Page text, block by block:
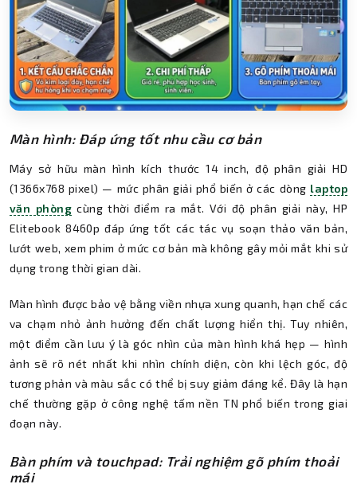
Màn hình: Đáp ứng tốt nhu cầu cơ bản
Máy sở hữu màn hình kích thước 14 inch, độ phân giải HD
(1366x768 pixel) — mức phân giải phổ biến ở các dòng laptop
văn phòng cùng thời điểm ra mắt. Với độ phân giải này, HP
Elitebook 8460p đáp ứng tốt các tác vụ soạn thảo văn bản,
lướt web, xem phim ở mức cơ bản mà không gây mỏi mắt khi sử
dụng trong thời gian dài.
Màn hình được bảo vệ bằng viền nhựa xung quanh, hạn chế các
va chạm nhỏ ảnh hưởng đến chất lượng hiển thị. Tuy nhiên,
một điểm cần lưu ý là góc nhìn của màn hình khá hẹp — hình
ảnh sẽ rõ nét nhất khi nhìn chính diện, còn khi lệch góc, độ
tương phản và màu sắc có thể bị suy giảm đáng kể. Đây là hạn
chế thường gặp ở công nghệ tấm nền TN phổ biến trong giai
đoạn này.
Bàn phím và touchpad: Trải nghiệm gõ phím thoải
mái